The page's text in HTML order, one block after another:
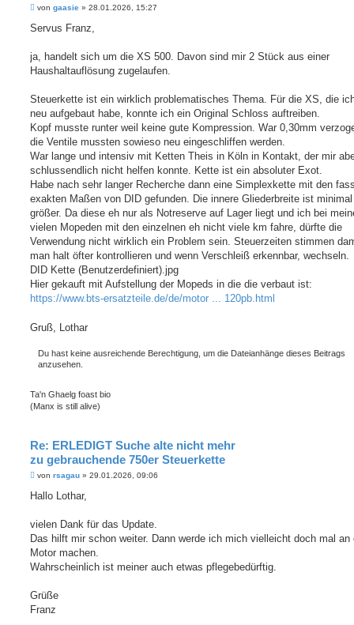
B
i
a
von gaasie » 28.01.2026, 15:27
Servus Franz,
ja, handelt sich um die XS 500. Davon sind mir 2 Stück aus einer
Haushaltauflösung zugelaufen.
Steuerkette ist ein wirklich problematisches Thema. Für die XS, die
neu aufgebaut habe, konnte ich ein Original Schloss auftreiben.
Kopf musste runter weil keine gute Kompression. War 0,30mm
die Ventile mussten sowieso neu eingeschliffen werden.
War lange und intensiv mit Ketten Theis in Köln in Kontakt, der mir
schlussendlich nicht helfen konnte. Kette ist ein absoluter Exot.
Habe nach sehr langer Recherche dann eine Simplexkette mit den
exakten Maßen von DID gefunden. Die innere Gliederbreite ist minimal
größer. Da diese eh nur als Notreserve auf Lager liegt und ich bei
vielen Mopeden mit den einzelnen eh nicht viele km fahre, dürfte die
Verwendung nicht wirklich ein Problem sein. Steuerzeiten stimmen
man halt öfter kontrollieren und wenn Verschleiß erkennbar, wechseln.
DID Kette (Benutzerdefiniert).jpg
Hier gekauft mit Aufstellung der Mopeds in die die verbaut ist:
https://www.bts-ersatzteile.de/de/motor ... 120pb.html
Gruß, Lothar
Du hast keine ausreichende Berechtigung, um die Dateianhänge dieses Beitrags
anzusehen.
Ta'n Ghaelg foast bio
(Manx is still alive)
Re: ERLEDIGT Suche alte nicht mehr
zu gebrauchende 750er Steuerkette
B
i
a
von rsagau » 29.01.2026, 09:06
Hallo Lothar,
vielen Dank für das Update.
Das hilft mir schon weiter. Dann werde ich mich vielleicht doch mal an
Motor machen.
Wahrscheinlich ist meiner auch etwas pflegebedürftig.
Grüße
Franz